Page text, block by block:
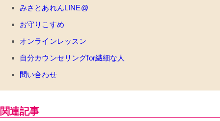
みさとあれんLINE@
お守りこすめ
オンラインレッスン
自分カウンセリングfor繊細な人
問い合わせ
関連記事